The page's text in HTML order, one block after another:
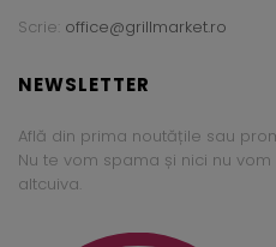
Scrie: office@grillmarket.ro
NEWSLETTER
Află din prima noutățile sau
Nu te vom spama și nici nu
altcuiva.